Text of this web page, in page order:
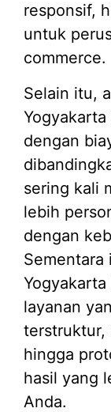
responsif,
untuk
commerce.
Selain itu,
dengan
sering kali
lebih
dengan
Sementara
layanan
terstruktur,
hingga
hasil yang
Anda.